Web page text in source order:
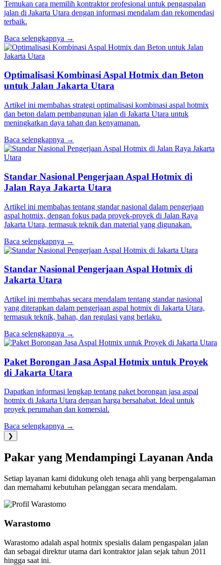
Temukan cara memilih kontraktor profesional untuk pengaspalan
jalan di Jakarta Utara dengan informasi mendalam dan rekomendasi
terbaik.
Baca selengkapnya →
Optimalisasi Kombinasi Aspal Hotmix dan Beton
untuk Jalan Jakarta Utara
Artikel ini membahas strategi optimalisasi kombinasi aspal hotmix
dan beton dalam pembangunan jalan di Jakarta Utara untuk
meningkatkan daya tahan dan kenyamanan.
Baca selengkapnya →
Standar Nasional Pengerjaan Aspal Hotmix di
Jalan Raya Jakarta Utara
Artikel ini membahas tentang standar nasional dalam pengerjaan
aspal hotmix, dengan fokus pada proyek-proyek di Jalan Raya
Jakarta Utara, termasuk teknik dan material yang digunakan.
Baca selengkapnya →
Standar Nasional Pengerjaan Aspal Hotmix di
Jakarta Utara
Artikel ini membahas secara mendalam tentang standar nasional
yang diterapkan dalam pengerjaan aspal hotmix di Jakarta Utara,
termasuk teknik, bahan, dan regulasi yang berlaku.
Baca selengkapnya →
Paket Borongan Jasa Aspal Hotmix untuk Proyek
di Jakarta Utara
Dapatkan informasi lengkap tentang paket borongan jasa aspal
hotmix di Jakarta Utara dengan harga bersahabat. Ideal untuk
proyek perumahan dan komersial.
Baca selengkapnya →
❯
Pakar yang Mendampingi Layanan Anda
Setiap layanan kami didukung oleh tenaga ahli yang berpengalaman
dan memahami kebutuhan pelanggan secara mendalam.
Warastomo
Warastomo adalah aspal hotmix spesialis dalam pengaspalan jalan
dan sebagai direktur utama dari kontraktor jalan sejak tahun 2011
hingga saat ini.